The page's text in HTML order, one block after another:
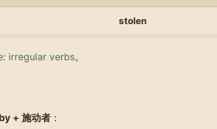
stolen
irregular verbs。
by + 施动者 ：